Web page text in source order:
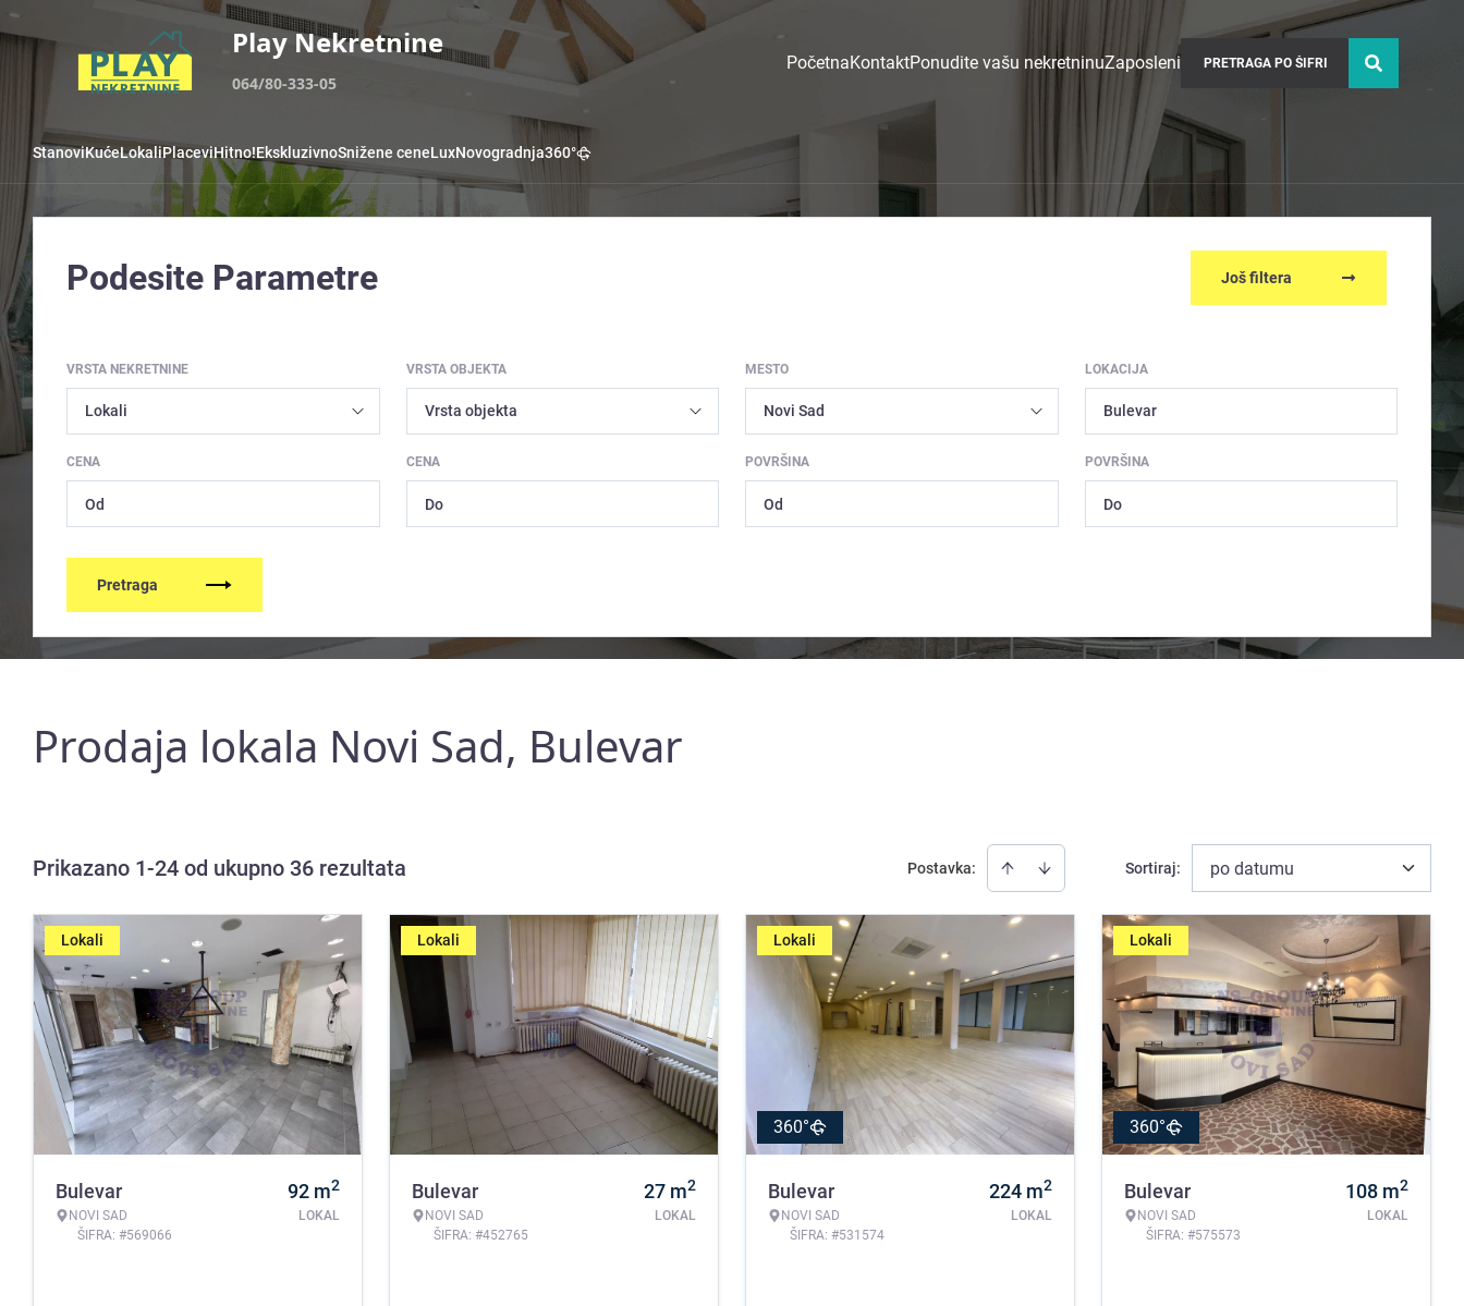
Play Nekretnine
064/80-333-05
PočetnaKontaktPonudite vašu nekretninuZaposleni
StanoviKućeLokaliPlaceviHitno!EkskluzivnoSnižene ceneLuxNovogradnja360°
Podesite Parametre Još filtera
VRSTA NEKRETNINE VRSTA OBJEKTA MESTO LOKACIJA
Bulevar
CENA CENA POVRŠINA POVRŠINA
Pretraga
Prodaja lokala Novi Sad, Bulevar
Prikazano 1-24 od ukupno 36 rezultata Postavka: Sortiraj: po datumu
Lokali
Bulevar
NOVI SAD
ŠIFRA: #569066
92 m2
LOKAL
Lokali
Bulevar
NOVI SAD
ŠIFRA: #452765
27 m2
LOKAL
Lokali
360°
Bulevar
NOVI SAD
ŠIFRA: #531574
224 m2
LOKAL
Lokali
360°
Bulevar
NOVI SAD
ŠIFRA: #575573
108 m2
LOKAL